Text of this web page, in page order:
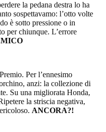
la pedana destra lo ha
sospettavamo: l’otto volte
è sotto pressione o in
per chiunque. L’errore
Per l’ennesimo
anzi: la collezione di
Su una migliorata Honda,
la striscia negativa,
ANCORA?!